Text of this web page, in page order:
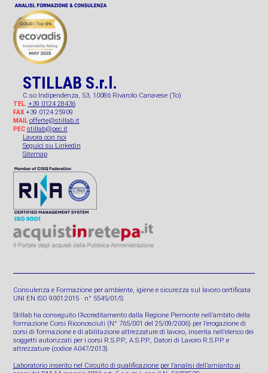
STILLAB S.r.l.
C.so Indipendenza, 53, 10086 Rivarolo Canavese (To)
TEL. +39 0124 28436
FAX+39 0124 25909
MAIL offerte@stillab.it
PEC stillab@pec.it
Lavora con noi
Seguici su Linkedin
Sitemap
Consulenza e Formazione per ambiente, igiene e sicurezza sul lavoro certificata
UNI EN ISO 9001:2015 · n° 5545/01/S
Stillab ha conseguito l’Accreditamento dalla Regione Piemonte nell’ambito della
formazione Corsi Riconosciuti (N° 765/001 del 25/09/2006) per l’erogazione di
corsi di formazione e di abilitazione attrezzature di lavoro, inserita nell’elenco dei
soggetti autorizzati per i corsi R.S.P.P., A.S.P.P., Datori di Lavoro R.S.P.P. e
attrezzature (codice A047/2013)
Laboratorio inserito nel Circuito di qualificazione per l’analisi dell’amianto ai